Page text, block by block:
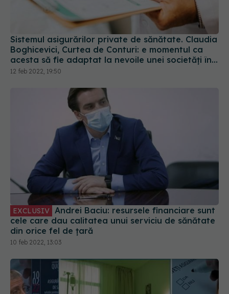
Sistemul asigurărilor private de sănătate. Claudia
Boghicevici, Curtea de Conturi: e momentul ca
acesta să fie adaptat la nevoile unei societăți în
dinamică
12 feb 2022, 19:50
EXCLUSIV
cele care dau calitatea unui serviciu de sănătate
din orice fel de țară
10 feb 2022, 13:03